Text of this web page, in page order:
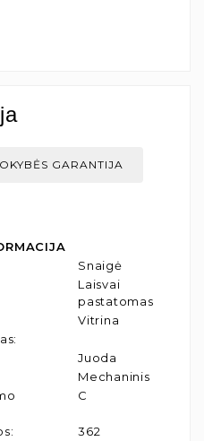
GARANTIJA
Snaigė
Laisvai
pastatomas
Vitrina
:
Juoda
Mechaninis
C
:
362